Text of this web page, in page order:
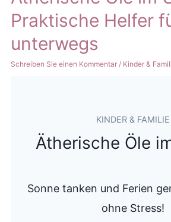
Praktische Helfer
unterwegs
Schreiben Sie einen Kommentar / Kinder &
KINDER & FAMILIE
Ätherische Öle
Sonne tanken und Ferien
ohne Stress!